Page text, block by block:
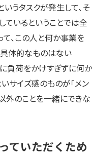
うタスクが発生して、そ
いるということでは全
、この人と何か事業を
体的なものはない
負荷をかけすぎずに何か
サイズ感のものが「メン
外のことを一緒にできな
ていただくため